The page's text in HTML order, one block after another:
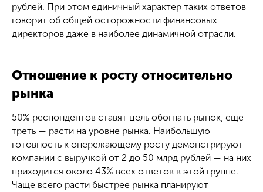
рублей. При этом единичный характер таких ответов
говорит об общей осторожности финансовых
директоров даже в наиболее динамичной отрасли.
Отношение к росту относительно
рынка
50% респондентов ставят цель обогнать рынок, еще
треть — расти на уровне рынка. Наибольшую
готовность к опережающему росту демонстрируют
компании с выручкой от 2 до 50 млрд рублей — на них
приходится около 43% всех ответов в этой группе.
Чаще всего расти быстрее рынка планируют